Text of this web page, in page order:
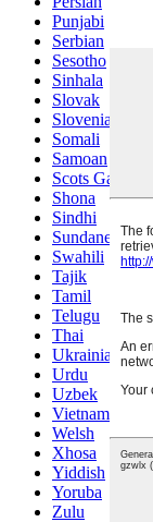
Punjabi
Serbian
Sesotho
Sinhala
Slovak
Slovenian
Somali
Samoan
Scots Gaelic
Shona
Sindhi
Sundanese
Swahili
Tajik
Tamil
Telugu
Thai
Ukrainian
Urdu
Uzbek
Vietnamese
Welsh
Xhosa
Yiddish
Yoruba
Zulu